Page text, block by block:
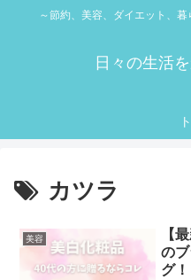
～節約、美容、ダイエット、
日々の生活
カツラ
美容
【
の
グ！